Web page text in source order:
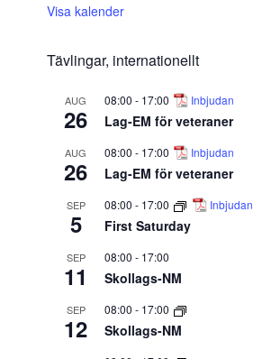
Visa kalender
Tävlingar, internationellt
AUG
26
08:00 - 17:00 Inbjudan
Lag-EM för veteraner
AUG
26
08:00 - 17:00 Inbjudan
Lag-EM för veteraner
SEP
5
08:00 - 17:00 Inbjudan
First Saturday
SEP
11
08:00 - 17:00
Skollags-NM
SEP
12
08:00 - 17:00
Skollags-NM